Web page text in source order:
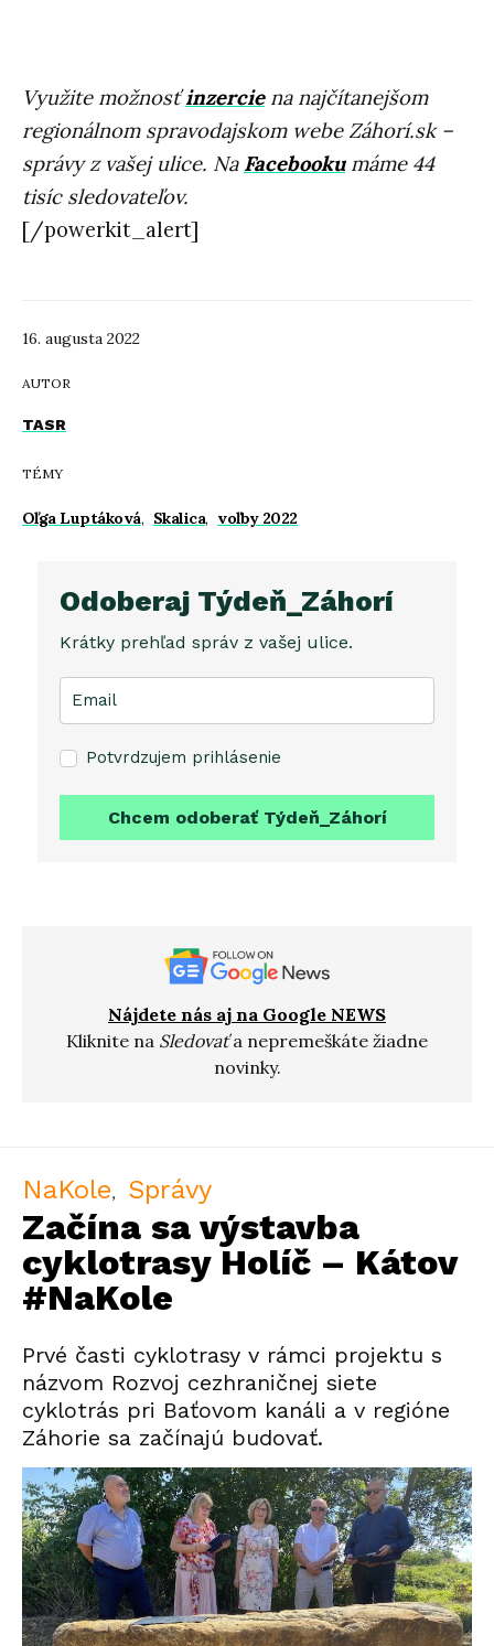
16. augusta 2022
AUTOR
TASR
TÉMY
Oľga Luptáková, Skalica, voľby 2022
Využite možnosťinzerciena najčítanejšom
regionálnom spravodajskom webe Záhorí.sk –
správy z vašej ulice. Na Facebookumáme 44
tisíc sledovateľov.
[/powerkit_alert]
Odoberaj Týdeň_Záhorí
Krátky prehľad správ z vašej ulice.
Potvrdzujem prihlásenie
Chcem odoberať Týdeň_Záhorí
Nájdete nás aj na Google NEWS
Kliknite na Sledovaťa nepremeškáte žiadne
novinky.
NaKole Správy
Začína sa výstavba
cyklotrasy Holíč – Kátov
#NaKole
Prvé časti cyklotrasy v rámci projektu s
názvom Rozvoj cezhraničnej siete
cyklotrás pri Baťovom kanáli a v regióne
Záhorie sa začínajú budovať.